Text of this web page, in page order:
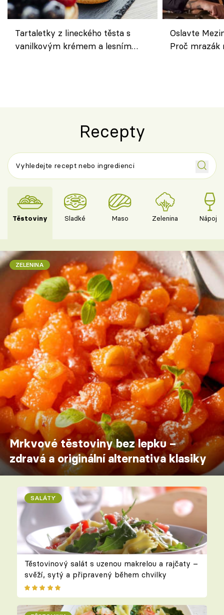
Tartaletky z lineckého těsta s
vanilkovým krémem a lesním
Oslavte
Proč
Recepty
Těstoviny Sladké Maso Zelenina Nápoje
ZELENINA
Mrkvové těstoviny bez lepku –
zdravá a originální alternativa klasiky
SALÁTY
Těstovinový salát s uzenou makrelou a rajčaty –
svěží, sytý a připravený během chvilky